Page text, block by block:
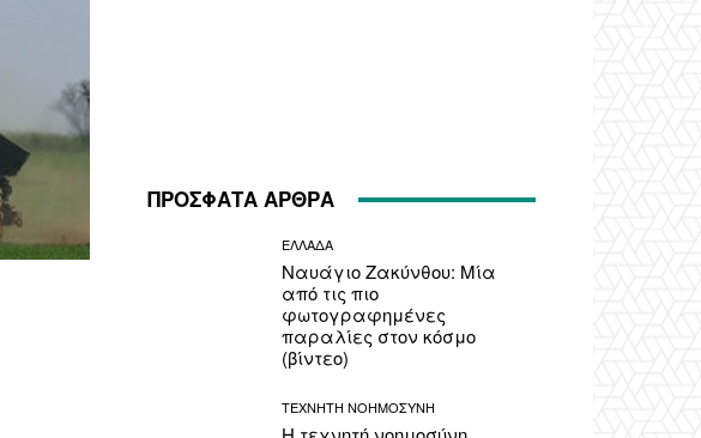
ΠΡΟΣΦΑΤΑ ΑΡΘΡΑ
ΕΛΛΑΔΑ
Ναυάγιο Ζακύνθου: Μία
από τις πιο
φωτογραφημένες
παραλίες στον κόσμο
(βίντεο)
ΤΕΧΝΗΤΗ ΝΟΗΜΟΣΥΝΗ